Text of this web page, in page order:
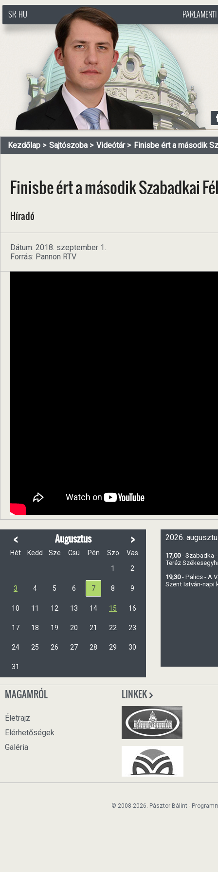
http://www.pasztorbalint.rs/hu
SR HU
Kezdőlap Sajtószoba Videótár Finisbe ért a második
Finisbe ért a második Szabadkai
Híradó
Dátum: 2018. szeptember 1.
Forrás: Pannon RTV
< Augusztus >
Hét Kedd Sze Csü Pén Szo
Vas
1
2
3 4 5 6 7 8 9
10 11 12 13 14 15 16
17 18 19 20 21 22 23
24 25 26 27 28 29 30
31
2026.
17,00- Szabadka
Teréz
19,30- Palics - A
Szent István-napi
MAGAMRÓL
Életrajz
Elérhetőségek
Galéria
LINKEK
© 2008-2026. Pásztor Bálint -